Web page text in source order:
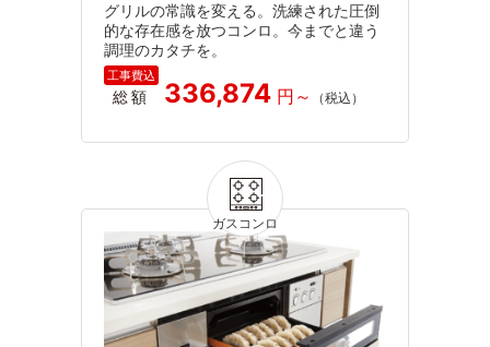
グリルの常識を変える。洗練された圧倒
的な存在感を放つコンロ。今までと違う
調理のカタチを。
総額 336,874